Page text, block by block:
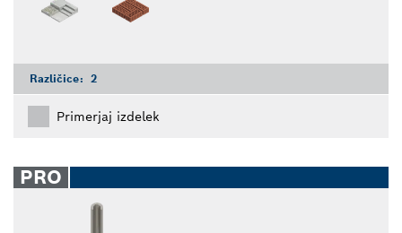
Različice: 2
Primerjaj izdelek
PRO